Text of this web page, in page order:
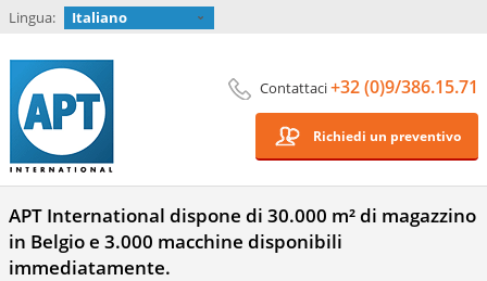
Lingua: Italiano
Contattaci+32 (0)9/386.15.71
Richiedi un preventivo
APT International dispone di 30.000 m² di magazzino
in Belgio e 3.000 macchine disponibili
immediatamente.